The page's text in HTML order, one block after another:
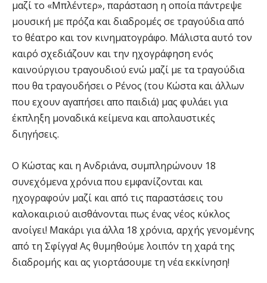
μαζί το «Μπλέντερ», παράσταση η οποία πάντρεψε
μουσική με πρόζα και διαδρομές σε τραγούδια από
το θέατρο και τον κινηματογράφο. Μάλιστα αυτό τον
καιρό σχεδιάζουν και την ηχογράφηση ενός
καινούργιου τραγουδιού ενώ μαζί με τα τραγούδια
που θα τραγουδήσει ο Ρένος (του Κώστα και άλλων
που εχουν αγαπήσει απο παιδιά) μας φυλάει για
έκπληξη μοναδικά κείμενα και απολαυστικές
διηγήσεις.
Ο Κώστας και η Ανδριάνα, συμπληρώνουν 18
συνεχόμενα χρόνια που εμφανίζονται και
ηχογραφούν μαζί και από τις παραστάσεις του
καλοκαιριού αισθάνονται πως ένας νέος κύκλος
ανοίγει! Mακάρι για άλλα 18 χρόνια, αρχής γενομένης
από τη Σφίγγα! Ας θυμηθούμε λοιπόν τη χαρά της
διαδρομής και ας γιορτάσουμε τη νέα εκκίνηση!